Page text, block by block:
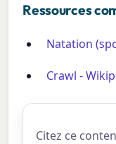
Ressources
Natation
Crawl -
Citez ce